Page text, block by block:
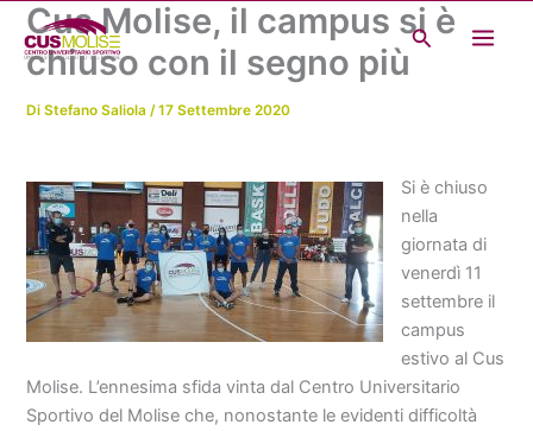
contenuto
Cerca
Cus Molise, il campus si è
chiuso con il segno più
DiStefano Saliola/17 Settembre 2020
Si è chiuso
nella
giornata di
venerdì 11
settembre il
campus
estivo al Cus
Molise. L’ennesima sfida vinta dal Centro Universitario
Sportivo del Molise che, nonostante le evidenti difficoltà